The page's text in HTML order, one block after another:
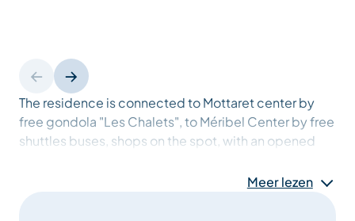
The residence is connected to Mottaret center by
free gondola "Les Chalets", to Méribel Center by free
shuttles buses, shops on the spot, with an opened
famous 3 Valleys area, between Courchevel and Val
Meer lezen